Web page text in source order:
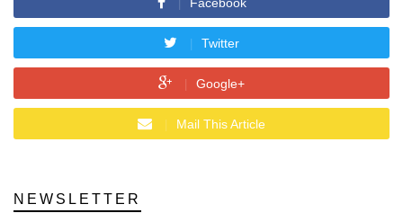
Twitter
Google+
Mail This Article
NEWSLETTER